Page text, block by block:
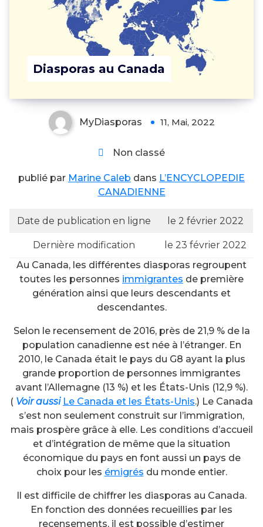
Diasporas au Canada
MyDiasporas 11, Mai, 2022
Non classé
publié par Marine Caleb dans L’ENCYCLOPEDIE
CANADIENNE
Date de publication en ligne le 2 février 2022
Dernière modification
le 23 février 2022
Au Canada, les différentes diasporas regroupent
toutes les personnes immigrantes de première
génération ainsi que leurs descendants et
descendantes.
Selon le recensement de 2016, près de 21,9 % de la
population canadienne est née à l’étranger. En
2010, le Canada était le pays du G8 ayant la plus
grande proportion de personnes immigrantes
avant l’Allemagne (13 %) et les États-Unis (12,9 %).
( Voir aussi Le Canada et les États-Unis.) Le Canada
s’est non seulement construit sur l’immigration,
mais prospère grâce à elle. Les conditions d’accueil
et d’intégration de même que la situation
économique du pays en font aussi un pays de
choix pour les émigrés du monde entier.
Il est difficile de chiffrer les diasporas au Canada.
En fonction des données recueillies par les
recensements, il est possible d’estimer